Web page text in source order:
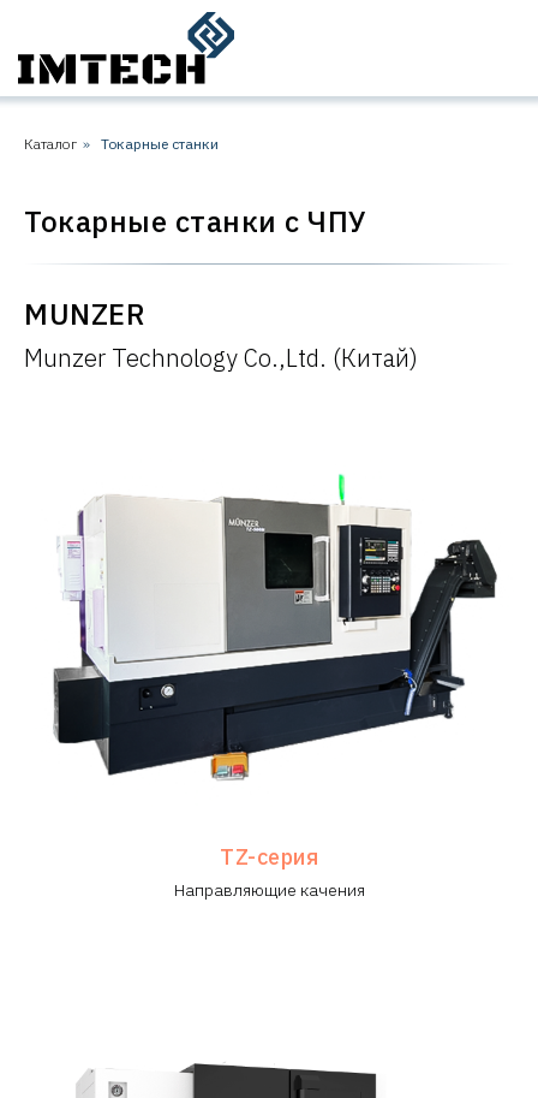
Каталог » Токарные станки
Токарные станки с ЧПУ
MUNZER
Munzer Technology Co.,Ltd. (Китай)
TZ-серия
Направляющие качения